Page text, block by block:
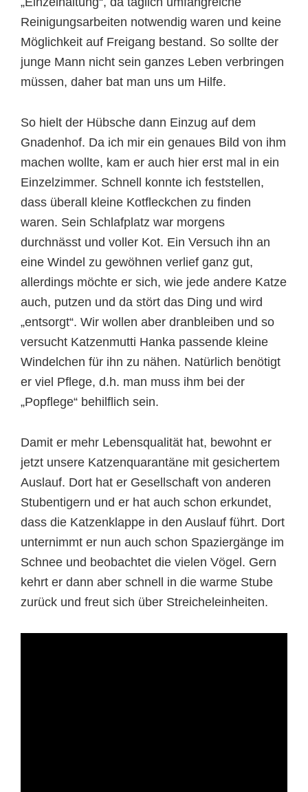
Reinigungsarbeiten notwendig waren und keine
Möglichkeit auf Freigang bestand. So sollte der
junge Mann nicht sein ganzes Leben verbringen
müssen, daher bat man uns um Hilfe.
So hielt der Hübsche dann Einzug auf dem
Gnadenhof. Da ich mir ein genaues Bild von ihm
machen wollte, kam er auch hier erst mal in ein
Einzelzimmer. Schnell konnte ich feststellen,
dass überall kleine Kotfleckchen zu finden
waren. Sein Schlafplatz war morgens
durchnässt und voller Kot. Ein Versuch ihn an
eine Windel zu gewöhnen verlief ganz gut,
allerdings möchte er sich, wie jede andere Katze
auch, putzen und da stört das Ding und wird
„entsorgt“. Wir wollen aber dranbleiben und so
versucht Katzenmutti Hanka passende kleine
Windelchen für ihn zu nähen. Natürlich benötigt
er viel Pflege, d.h. man muss ihm bei der
„Popflege“ behilflich sein.
Damit er mehr Lebensqualität hat, bewohnt er
jetzt unsere Katzenquarantäne mit gesichertem
Auslauf. Dort hat er Gesellschaft von anderen
Stubentigern und er hat auch schon erkundet,
dass die Katzenklappe in den Auslauf führt. Dort
unternimmt er nun auch schon Spaziergänge im
Schnee und beobachtet die vielen Vögel. Gern
kehrt er dann aber schnell in die warme Stube
zurück und freut sich über Streicheleinheiten.